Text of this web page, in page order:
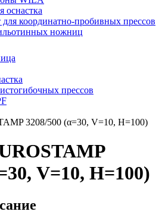
оснастка
координатно-пробивных прессов
ножниц
прессов
3208/500 (α=30, V=10, H=100)
V=10, H=100)